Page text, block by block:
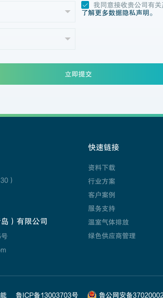
我同意接收贵公司有关
了解更多数据隐私声明。
立即提交
）
）有限公司
快速链接
资料下载
行业方案
客户案例
服务支持
温室气体排放
绿色供应商管理
鲁ICP备13003703号 鲁公网安备